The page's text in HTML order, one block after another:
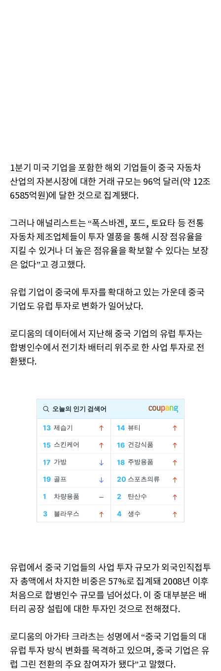
1분기 미국 기업을 포함한 해외 기업들이 중국 자동차
산업의 자본시장에 대한 거래 규모는 96억 달러(약 12조
6585억원)에 달한 것으로 집계됐다.
그러나 애널리스트는 “폭스바겐, 포드, 토요타 등 전통
자동차 제조업체들이 투자 열풍을 통해 시장 점유율을
지킬 수 있거나 더 높은 점유율을 확보할 수 있다는 보장
은 없다”고 경고했다.
유럽 기업이 중국에 투자를 확대하고 있는 가운데 중국
기업도 유럽 투자로 변화가 일어났다.
로디움의 데이터에서 지난해 중국 기업의 유럽 투자는
합병인수에서 전기차 배터리 위주로 한 사업 투자로 전
환됐다.
유럽에서 중국 기업들의 사업 투자 규모가 외국인직접투
자 총액에서 차지한 비중은 57%로 집계돼 2008년 이후
처음으로 합병인수 규모를 넘어섰다. 이 중 대부분은 배
터리 공장 설립에 대한 투자인 것으로 전해졌다.
로디움의 아가타 크라츠는 성명에서 “중국 기업들의 대
유럽 투자 방식 변화를 목격하고 있으며, 중국 기업은 유
럽 그린 전환의 주요 참여자가 됐다”고 말했다.